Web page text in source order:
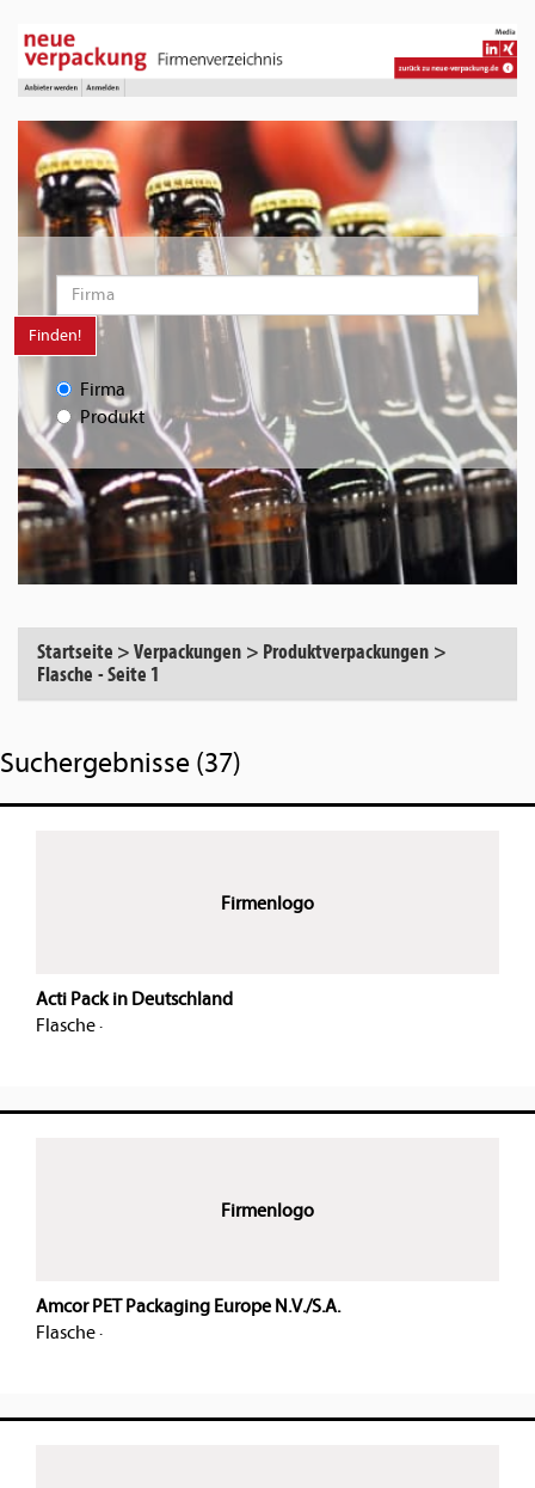
Finden!
Firma
Produkt
Startseite >Verpackungen > Produktverpackungen >
Flasche -Seite 1
Suchergebnisse (37)
Firmenlogo
Acti Pack in Deutschland
Flasche·
Firmenlogo
Amcor PET Packaging Europe N.V./S.A.
Flasche·